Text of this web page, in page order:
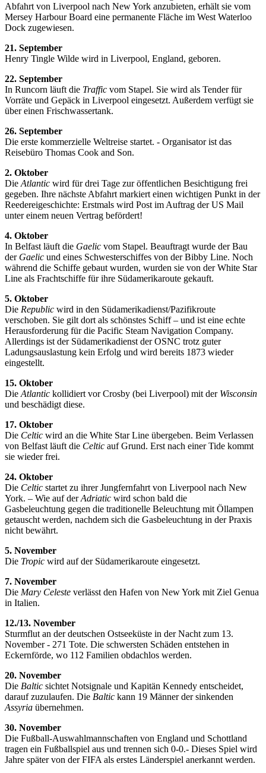
Abfahrt von Liverpool nach New York anzubieten, erhält sie vom
Mersey Harbour Board eine permanente Fläche im West Waterloo
Dock zugewiesen.
21. September
Henry Tingle Wilde wird in Liverpool, England, geboren.
22. September
In Runcorn läuft die Traffic vom Stapel. Sie wird als Tender für
Vorräte und Gepäck in Liverpool eingesetzt. Außerdem verfügt sie
über einen Frischwassertank.
26. September
Die erste kommerzielle Weltreise startet. - Organisator ist das
Reisebüro Thomas Cook and Son.
2. Oktober
Die Atlantic wird für drei Tage zur öffentlichen Besichtigung frei
gegeben. Ihre nächste Abfahrt markiert einen wichtigen Punkt in der
Reedereigeschichte: Erstmals wird Post im Auftrag der US Mail
unter einem neuen Vertrag befördert!
4. Oktober
In Belfast läuft die Gaelic vom Stapel. Beauftragt wurde der Bau
der Gaelic und eines Schwesterschiffes von der Bibby Line. Noch
während die Schiffe gebaut wurden, wurden sie von der White Star
Line als Frachtschiffe für ihre Südamerikaroute gekauft.
5. Oktober
Die Republic wird in den Südamerikadienst/Pazifikroute
verschoben. Sie gilt dort als schönstes Schiff – und ist eine echte
Herausforderung für die Pacific Steam Navigation Company.
Allerdings ist der Südamerikadienst der OSNC trotz guter
Ladungsauslastung kein Erfolg und wird bereits 1873 wieder
eingestellt.
15. Oktober
Die Atlantic kollidiert vor Crosby (bei Liverpool) mit der Wisconsin
und beschädigt diese.
17. Oktober
Die Celtic wird an die White Star Line übergeben. Beim Verlassen
von Belfast läuft die Celtic auf Grund. Erst nach einer Tide kommt
sie wieder frei.
24. Oktober
Die Celtic startet zu ihrer Jungfernfahrt von Liverpool nach New
York. – Wie auf derAdriatic wird schon bald die
Gasbeleuchtung gegen die traditionelle Beleuchtung mit Öllampen
getauscht werden, nachdem sich die Gasbeleuchtung in der Praxis
nicht bewährt.
5. November
Die Tropic wird auf der Südamerikaroute eingesetzt.
7. November
Die Mary Celeste verlässt den Hafen von New York mit Ziel Genua
in Italien.
12./13. November
Sturmflut an der deutschen Ostseeküste in der Nacht zum 13.
November - 271 Tote. Die schwersten Schäden entstehen in
Eckernförde, wo 112 Familien obdachlos werden.
20. November
Die Baltic sichtet Notsignale und Kapitän Kennedy entscheidet,
darauf zuzulaufen. Die Baltic kann 19 Männer der sinkenden
Assyria übernehmen.
30. November
Die Fußball-Auswahlmannschaften von England und Schottland
tragen ein Fußballspiel aus und trennen sich 0-0.- Dieses Spiel wird
Jahre später von der FIFA als erstes Länderspiel anerkannt werden.